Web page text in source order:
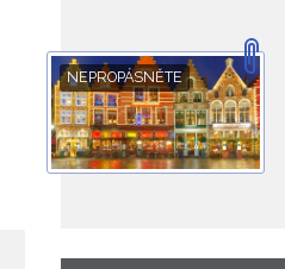
NEPROPÁSNĚTE